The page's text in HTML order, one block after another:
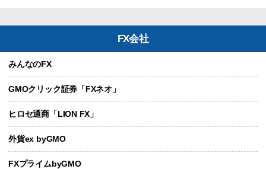
FX会社
みんなのFX
GMOクリック証券「FXネオ」
ヒロセ通商「LION FX」
外貨ex byGMO
FXプライムbyGMO